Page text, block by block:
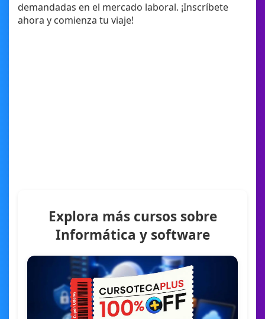
demandadas en el mercado laboral. ¡Inscríbete
ahora y comienza tu viaje!
Explora más cursos sobre
Informática y software